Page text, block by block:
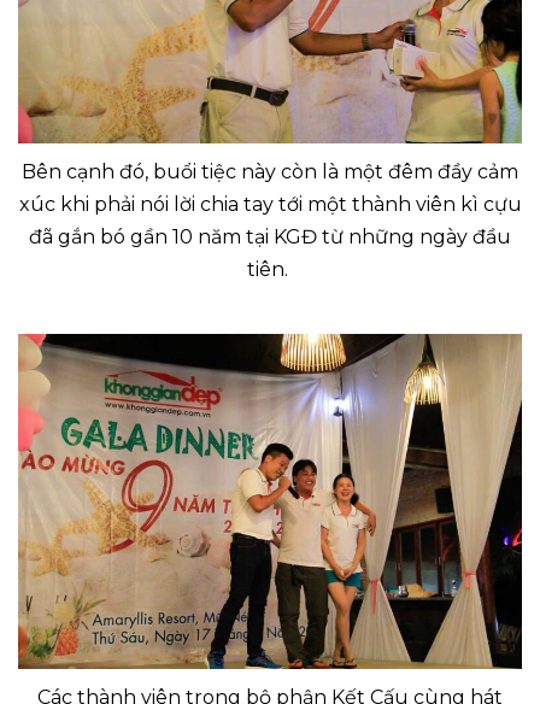
Bên cạnh đó, buổi tiệc này còn là một đêm đầy cảm
xúc khi phải nói lời chia tay tới một thành viên kì cựu
đã gắn bó gần 10 năm tại KGĐ từ những ngày đầu
tiên.
Các thành viên trong bộ phận Kết Cấu cùng hát